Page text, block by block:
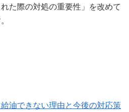
た際の対処の重要性」を改めて
油できない理由と今後の対応策